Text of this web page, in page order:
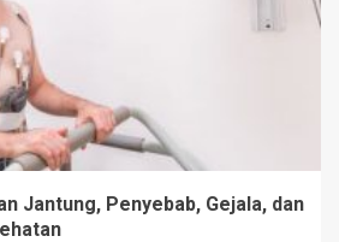
Jantung, Penyebab, Gejala, dan